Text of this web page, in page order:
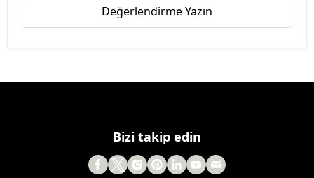
Değerlendirme Yazın
Bizi takip edin